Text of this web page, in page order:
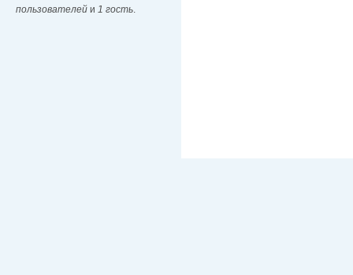
пользователей и 1 гость